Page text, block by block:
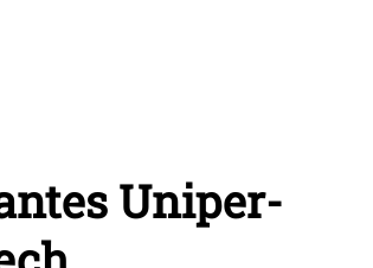
Uniper-